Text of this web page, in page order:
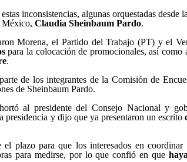
inconsistencias, algunas orquestadas desde
México,Claudia Sheinbaum Pardo.
Morena, el Partido del Trabajo (PT) y el
para la colocación de promocionales, así como
.
de los integrantes de la Comisión de
de Sheinbaum Pardo.
al presidente del Consejo Nacional y
presidencia y dijo que ya presentaron un escrito
plazo para que los interesados en
para medirse, por lo que confió en que